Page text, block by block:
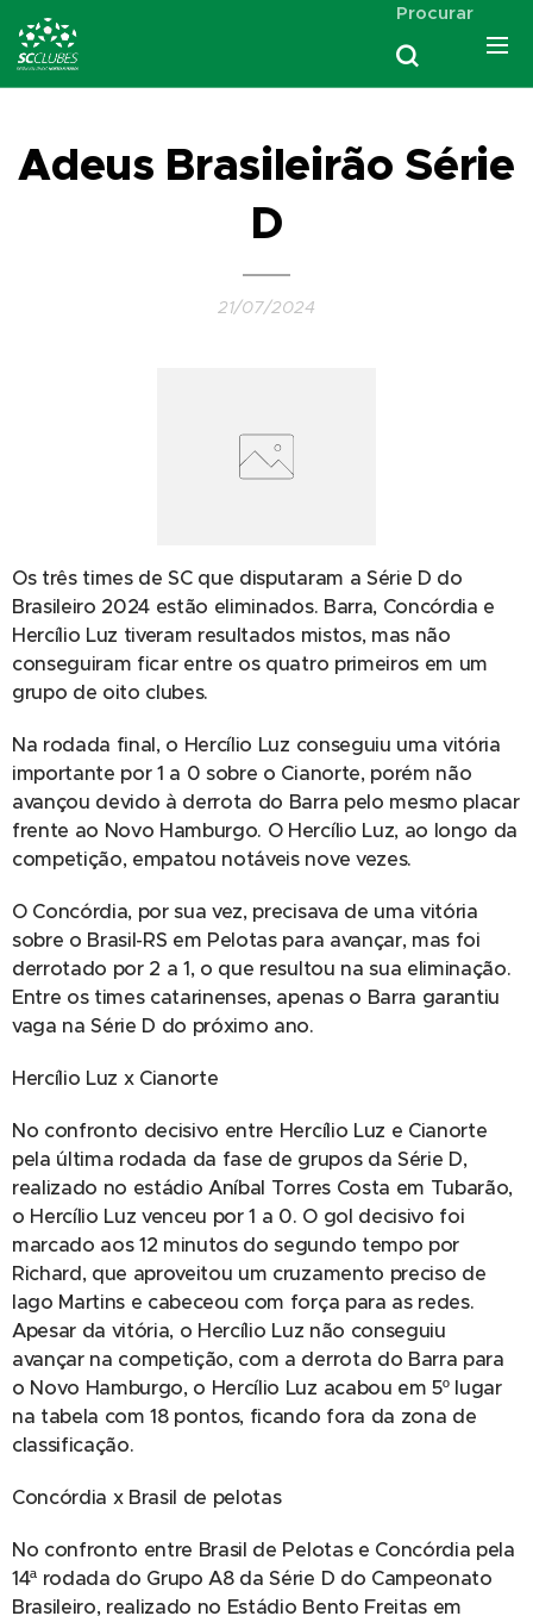
Procurar
Adeus Brasileirão Série
D
21/07/2024
Os três times de SC que disputaram a Série D do
Brasileiro 2024 estão eliminados. Barra, Concórdia e
Hercílio Luz tiveram resultados mistos, mas não
conseguiram ficar entre os quatro primeiros em um
grupo de oito clubes.
Na rodada final, o Hercílio Luz conseguiu uma vitória
importante por 1 a 0 sobre o Cianorte, porém não
avançou devido à derrota do Barra pelo mesmo placar
frente ao Novo Hamburgo. O Hercílio Luz, ao longo da
competição, empatou notáveis nove vezes.
O Concórdia, por sua vez, precisava de uma vitória
sobre o Brasil-RS em Pelotas para avançar, mas foi
derrotado por 2 a 1, o que resultou na sua eliminação.
Entre os times catarinenses, apenas o Barra garantiu
vaga na Série D do próximo ano.
Hercílio Luz x Cianorte
No confronto decisivo entre Hercílio Luz e Cianorte
pela última rodada da fase de grupos da Série D,
realizado no estádio Aníbal Torres Costa em Tubarão,
o Hercílio Luz venceu por 1 a 0. O gol decisivo foi
marcado aos 12 minutos do segundo tempo por
Richard, que aproveitou um cruzamento preciso de
Iago Martins e cabeceou com força para as redes.
Apesar da vitória, o Hercílio Luz não conseguiu
avançar na competição, com a derrota do Barra para
o Novo Hamburgo, o Hercílio Luz acabou em 5º lugar
na tabela com 18 pontos, ficando fora da zona de
classificação.
Concórdia x Brasil de pelotas
No confronto entre Brasil de Pelotas e Concórdia pela
14ª rodada do Grupo A8 da Série D do Campeonato
Brasileiro, realizado no Estádio Bento Freitas em